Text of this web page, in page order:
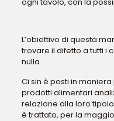
L’obiettivo di questa
trovare il difetto a tutti i
nulla.
Ci sin è posti in
prodotti alimentari
relazione alla loro
è trattato, per la